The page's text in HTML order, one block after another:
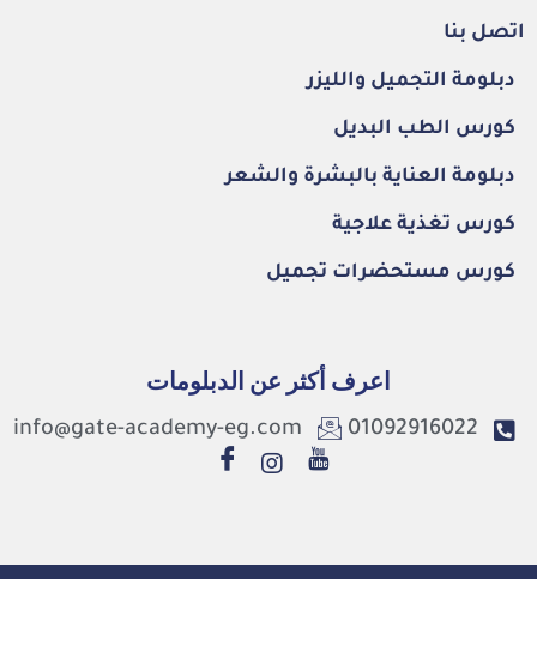
اتصل بنا
دبلومة التجميل والليزر
كورس الطب البديل
دبلومة العناية بالبشرة والشعر
كورس تغذية علاجية
كورس مستحضرات تجميل
اعرف أكثر عن الدبلومات
01092916022
info@gate-academy-eg.com